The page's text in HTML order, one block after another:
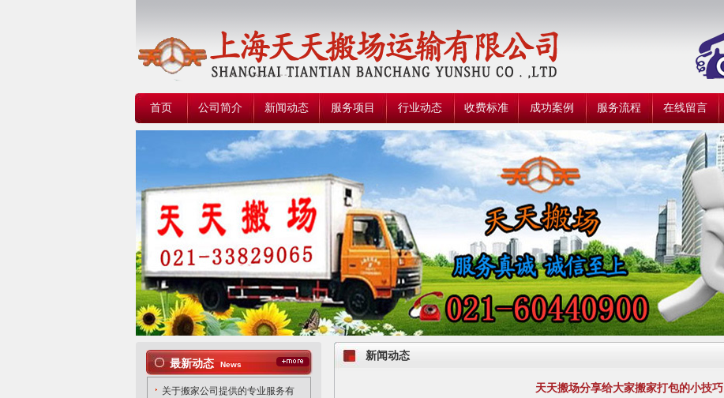
首页 公司简介 新闻动态 服务项目 行业动态 收费标准 成功案例 服务流程 在线留言
最新动态 News
关于搬家公司提供的专业服务有
新闻动态
天天搬场分享给大家搬家打包的小技巧